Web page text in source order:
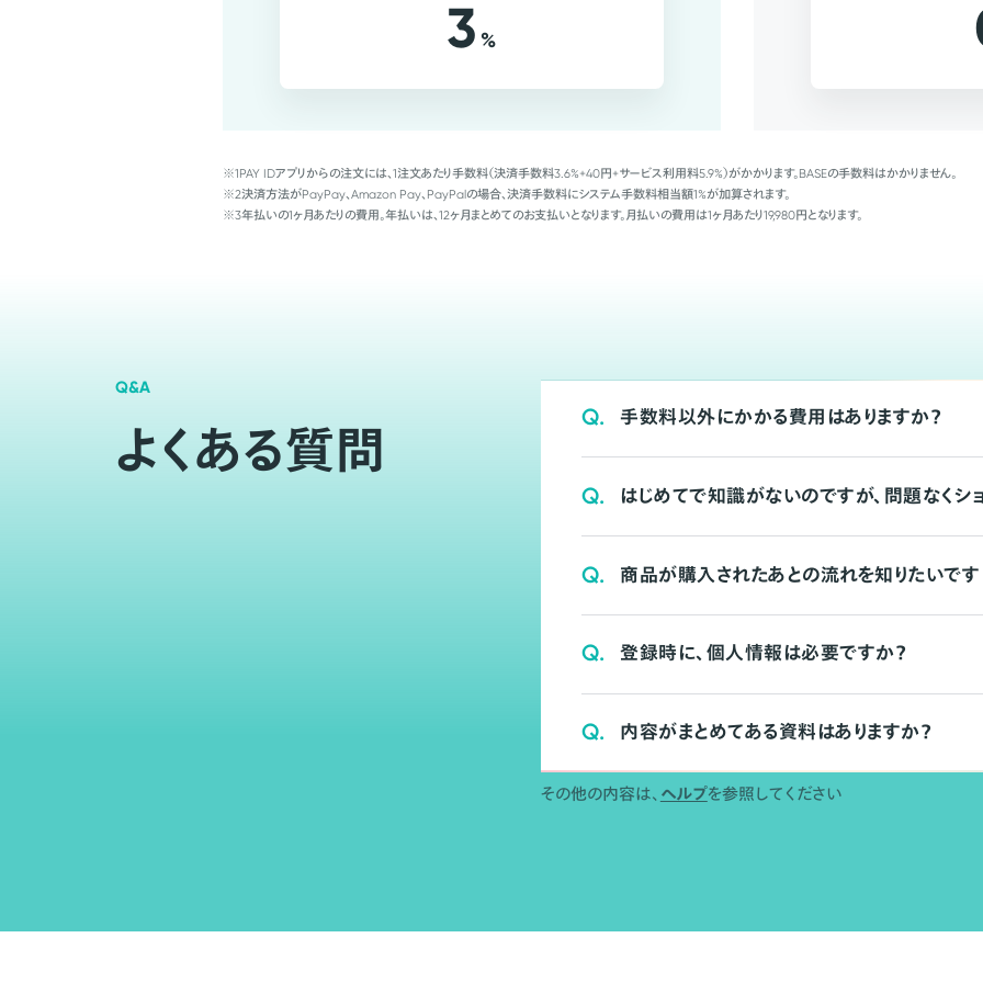
3 %
※1PAY IDアプリからの注文には、1注文あたり手数料（決済手数料3.6%+40円+サービス利用料5.9%）がかかります。BASEの手数料はかかりません。
※2決済方法がPayPay、Amazon Pay、PayPalの場合、決済手数料にシステム手数料相当額1%が加算されます。
※3年払いの1ヶ月あたりの費用。年払いは、12ヶ月まとめてのお支払いとなります。月払いの費用は1ヶ月あたり19,980円となります。
Q&A
よくある質問
Q. 手数料以外にかかる費用はありますか？
Q. はじめてで知識がないのですが、問題なくシ
Q. 商品が購入されたあとの流れを知りたいです
Q. 登録時に、個人情報は必要ですか？
Q. 内容がまとめてある資料はありますか？
その他の内容は、 ヘルプを参照してください